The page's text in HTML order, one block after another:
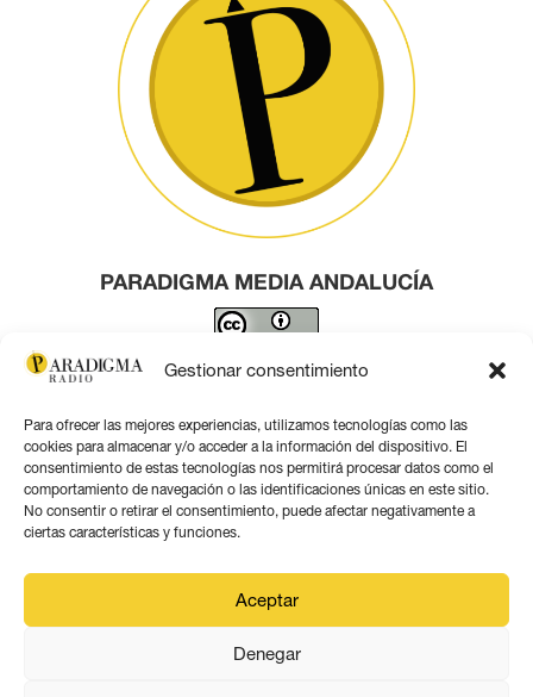
Gestionar consentimiento
Para ofrecer las mejores experiencias, utilizamos tecnologías como las
cookies para almacenar y/o acceder a la información del dispositivo. El
consentimiento de estas tecnologías nos permitirá procesar datos como el
comportamiento de navegación o las identificaciones únicas en este sitio.
No consentir o retirar el consentimiento, puede afectar negativamente a
ciertas características y funciones.
Aceptar
Denegar
PARADIGMA MEDIA ANDALUCÍA
Este obra está bajo una licencia de Creative Commons
Contacto por correo
Aviso legal